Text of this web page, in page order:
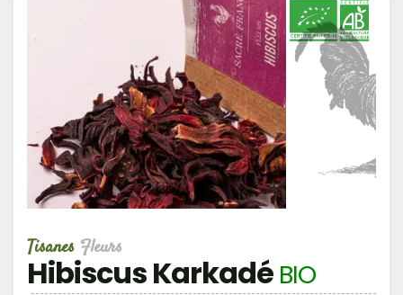
Tisanes Fleurs
Hibiscus Karkadé BIO